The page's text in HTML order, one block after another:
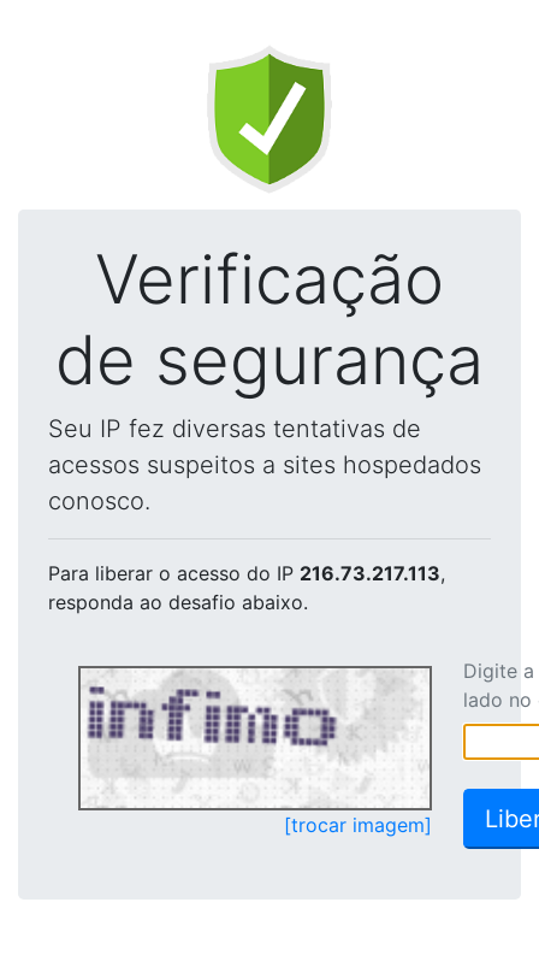
Verificação
de segurança
Seu IP fez diversas tentativas de
acessos suspeitos a sites hospedados
conosco.
Para liberar o acesso do IP 216.73.217.113,
responda ao desafio abaixo.
[trocar imagem]
Digite
lado no